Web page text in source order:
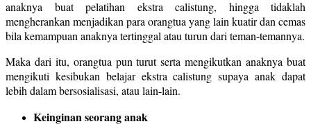
anaknya buat pelatihan ekstra calistung, hingga tidaklah
mengherankan menjadikan para orangtua yang lain kuatir dan cemas
bila kemampuan anaknya tertinggal atau turun dari teman-temannya.
Maka dari itu, orangtua pun turut serta mengikutkan anaknya buat
mengikuti kesibukan belajar ekstra calistung supaya anak dapat
lebih dalam bersosialisasi, atau lain-lain.
Keinginan seorang anak